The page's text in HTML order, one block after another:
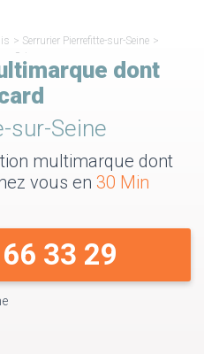
> Serrurier Pierrefitte-sur-Seine >
Seine
dont
sur-Seine
multimarque dont
vous en 30 Min
33 29